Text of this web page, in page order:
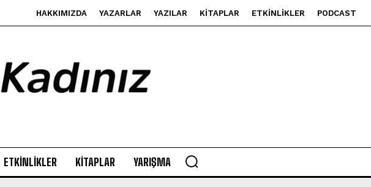
HAKKIMIZDA YAZARLAR YAZILAR KITAPLAR ETKINLIKLER PODCAST
ETKINLIKLER KITAPLAR YARIŞMA